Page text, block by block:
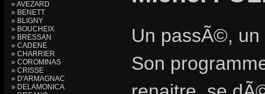
» AVEZARD
» BENETT
» BLIGNY
» BOUCHEIX
» BRESSAN
» CADENE
» CHARRIER
» COROMINAS
» CRISSE
» D'ARMAGNAC
» DELAMONICA
Un passÃ©,
Son